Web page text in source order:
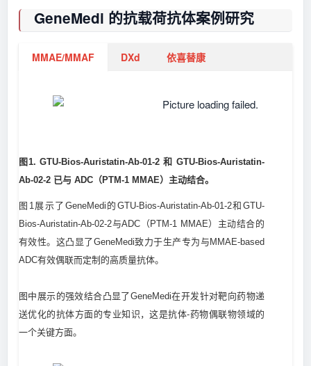
GeneMedi 的抗载荷抗体案例研究
MMAE/MMAF DXd 依喜替康
图1. GTU-Bios-Auristatin-Ab-01-2 和 GTU-Bios-Auristatin-
Ab-02-2 已与 ADC（PTM-1 MMAE）主动结合。
图1展示了GeneMedi的GTU-Bios-Auristatin-Ab-01-2和GTU-
Bios-Auristatin-Ab-02-2与ADC（PTM-1 MMAE）主动结合的
有效性。这凸显了GeneMedi致力于生产专为与MMAE-based
ADC有效偶联而定制的高质量抗体。
图中展示的强效结合凸显了GeneMedi在开发针对靶向药物递
送优化的抗体方面的专业知识，这是抗体-药物偶联物领域的
一个关键方面。